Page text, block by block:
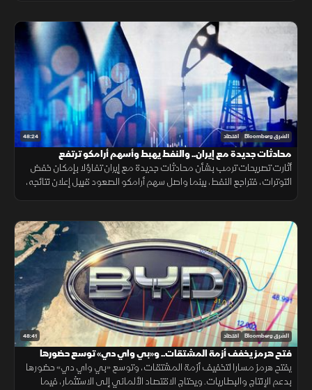
48:24 الشرق Bloomberg اقتصاد
محادثات جديدة مع إيران.. والنفط يهبط وأسهم أرامكو ترتفع
أثارت تصريحات ترمب بشأن محادثات جديدة مع إيران تفاؤلا بإمكان خفض
التوترات، فتراجع النفط، بينما واصل سهم أرامكو الصعود قبيل إعلان نتائجه،
48:41 الشرق Bloomberg اقتصاد
فتح هرمز يخفف أزمة المشتقات.. و«بي واي دي» توسع حضورها
يفتح هرمز مسارا لتخفيف أزمة المشتقات، وتوسع «بي واي دي» حضورها
بدعم الإنتاج والبطاريات. ويحتاج الاقتصاد الألماني إلى الاستثمار، فيما